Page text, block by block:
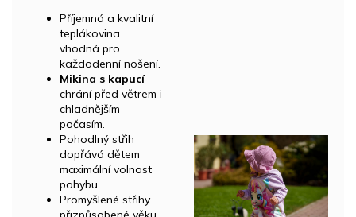
Příjemná a kvalitní
teplákovina
vhodná pro
každodenní nošení.
Mikina s kapucí
chrání před větrem i
chladnějším
počasím.
Pohodlný střih
dopřává dětem
maximální volnost
pohybu.
Promyšlené střihy